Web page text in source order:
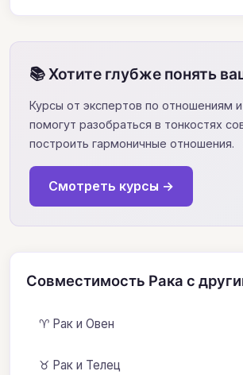
📚 Хотите глубже понять
Курсы от экспертов по отношениям и
помогут разобраться в тонкостях
построить гармоничные отношения.
Смотреть курсы →
Совместимость Рака с
♈ Рак и Овен
♉ Рак и Телец